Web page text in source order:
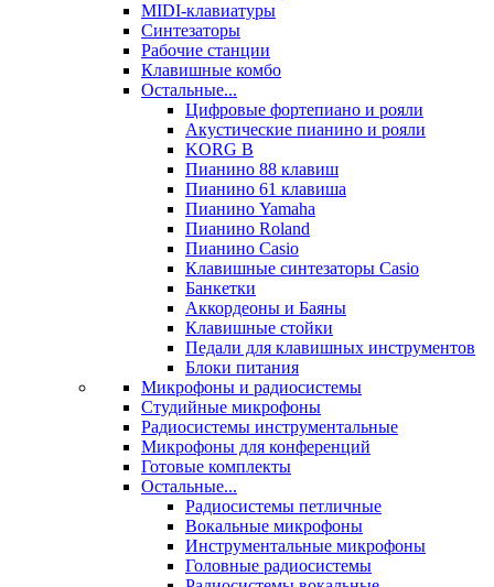
MIDI-клавиатуры
Синтезаторы
Рабочие станции
Клавишные комбо
Остальные...
Цифровые фортепиано и рояли
Акустические пианино и рояли
KORG B
Пианино 88 клавиш
Пианино 61 клавиша
Пианино Yamaha
Пианино Roland
Пианино Casio
Клавишные синтезаторы Casio
Банкетки
Аккордеоны и Баяны
Клавишные стойки
Педали для клавишных инструментов
Блоки питания
Микрофоны и радиосистемы
Студийные микрофоны
Радиосистемы инструментальные
Микрофоны для конференций
Готовые комплекты
Остальные...
Радиосистемы петличные
Вокальные микрофоны
Инструментальные микрофоны
Головные радиосистемы